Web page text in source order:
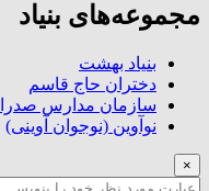
مجموعه‌های بنیاد
بنیاد بهشت
دختران حاج قاسم
سازمان مدارس صدرا
نوآوین (نوجوان آوینی)
×